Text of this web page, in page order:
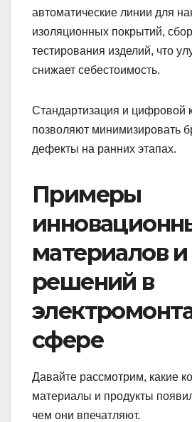
автоматические линии для
изоляционных покрытий,
тестирования изделий, что
снижает себестоимость.
Стандартизация и цифровой
позволяют минимизировать
дефекты на ранних этапах.
Примеры
материалов и
решений в
сфере
Давайте рассмотрим, какие
материалы и продукты
чем они впечатляют.